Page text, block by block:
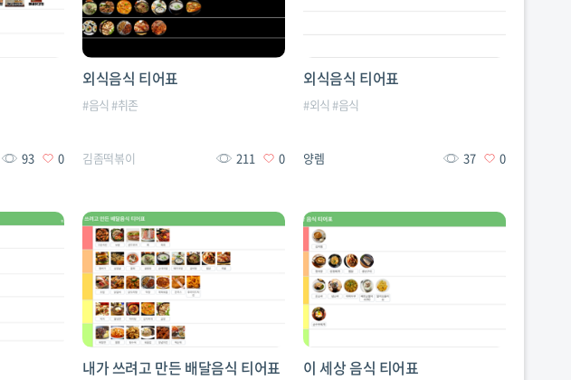
93 0
외식음식 티어표
#음식 #취존
김좀떡볶이 211 0
외식음식 티어표
#외식 #음식
양렘 37 0
내가 쓰려고 만든 배달음식 티어표 이 세상 음식 티어표